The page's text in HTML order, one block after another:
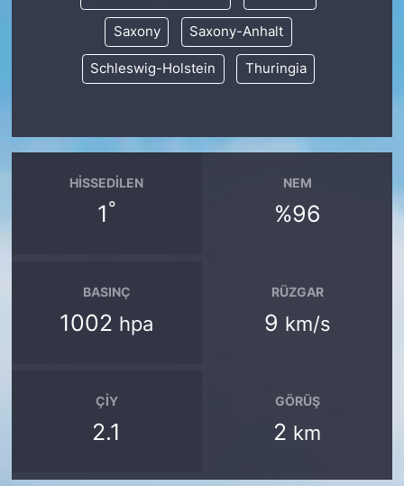
Saxony Saxony-Anhalt
Schleswig-Holstein Thuringia
HISSEDILEN
1°
NEM
%96
BASINÇ
1002 hpa
RÜZGAR
9 km/s
ÇIY
2.1
GÖRÜŞ
2 km